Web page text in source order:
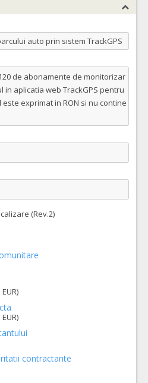
auto prin sistem TrackGPS
de abonamente de monitorizar
in aplicatia web TrackGPS pentru
exprimat in RON si nu contine
(Rev.2)
contractante